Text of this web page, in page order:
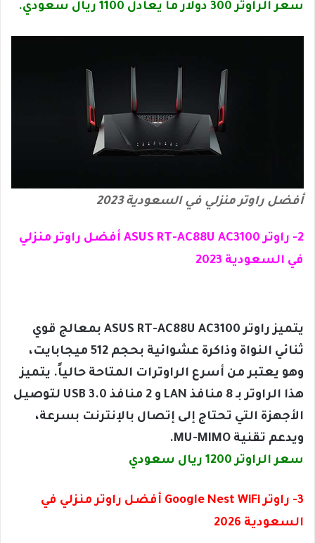
سعر الراوتر 300 دولار ما يعادل 1100 ريال سعودي.
أفضل راوتر منزلي في السعودية 2023
2- راوتر ASUS RT-AC88U AC3100 أفضل راوتر منزلي
في السعودية 2023
يتميز راوتر ASUS RT-AC88U AC3100 بمعالج قوي
ثنائي النواة وذاكرة عشوائية بحجم 512 ميجابايت،
وهو يعتبر من أسرع الراوترات المتاحة حالياً. يتميز
هذا الراوتر بـ 8 منافذ LAN و 2 منافذ USB 3.0 لتوصيل
الأجهزة التي تحتاج إلى إتصال بالإنترنت بسرعة،
ويدعم تقنية MU-MIMO.
سعر الراوتر 1200 ريال سعودي
3- راوتر Google Nest WiFi أفضل راوتر منزلي في
السعودية 2026